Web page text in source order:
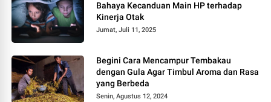
Bahaya Kecanduan Main HP terhadap
Kinerja Otak
Jumat, Juli 11, 2025
Begini Cara Mencampur Tembakau
dengan Gula Agar Timbul Aroma dan Rasa
yang Berbeda
Senin, Agustus 12, 2024